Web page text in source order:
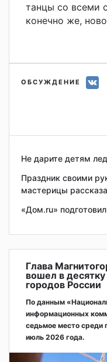
танцы со всеми
конечно же,
ОБСУЖДЕНИЕ
Не дарите детям
Праздник своими
мастерицы
«Дом.ru»
Глава
вошел в
городов России
По данным
информационных
седьмое место среди
июль 2026 года.